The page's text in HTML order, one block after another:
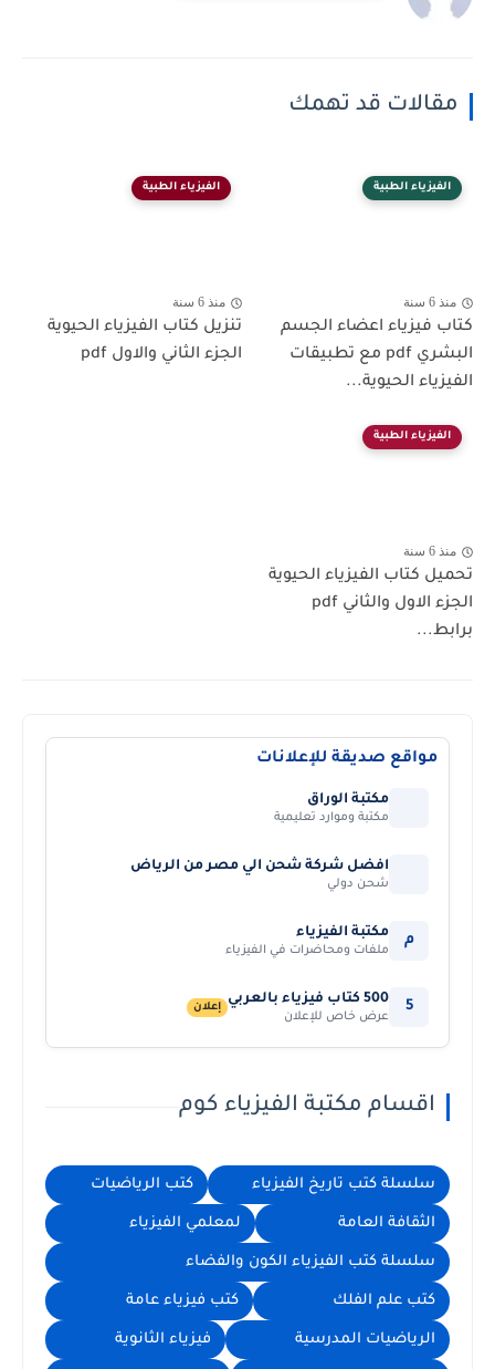
مقالات قد تهمك
الفيزياء الطبية
منذ 6 سنة
كتاب فيزياء اعضاء الجسم
البشري pdf مع تطبيقات
الفيزياء الحيوية...
الفيزياء الطبية
منذ 6 سنة
تنزيل كتاب الفيزياء الحيوية
الجزء الثاني والاول pdf
الفيزياء الطبية
منذ 6 سنة
تحميل كتاب الفيزياء الحيوية
الجزء الاول والثاني pdf
برابط...
مواقع صديقة للإعلانات
مكتبة الوراق
مكتبة وموارد تعليمية
افضل شركة شحن الي مصر من الرياض
شحن دولي
م مكتبة الفيزياء
ملفات ومحاضرات في الفيزياء
5 500 كتاب فيزياء بالعربي
عرض خاص للإعلان
إعلان
اقسام مكتبة الفيزياء كوم
سلسلة كتب تاريخ الفيزياء كتب الرياضيات
الثقافة العامة لمعلمي الفيزياء
سلسلة كتب الفيزياء الكون والفضاء
كتب علم الفلك كتب فيزياء عامة
الرياضيات المدرسية فيزياء الثانوية